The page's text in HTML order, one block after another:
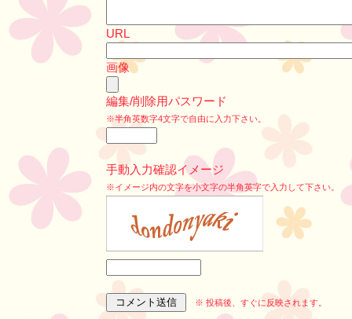
URL
画像
編集/削除用パスワード
※半角英数字4文字で自由に入力下さい。
手動入力確認イメージ
※イメージ内の文字を小文字の半角英字で入力して下さい。
※ 投稿後、すぐに反映されます。